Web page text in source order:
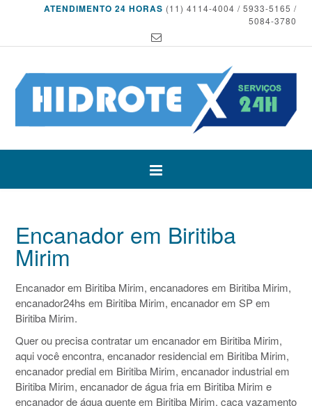
ATENDIMENTO 24 HORAS (11) 4114-4004 / 5933-5165 /
5084-3780
Encanador em Biritiba
Mirim
Encanador em Biritiba Mirim, encanadores em Biritiba Mirim,
encanador24hs em Biritiba Mirim, encanador em SP em
Biritiba Mirim.
Quer ou precisa contratar um encanador em Biritiba Mirim,
aqui você encontra, encanador residencial em Biritiba Mirim,
encanador predial em Biritiba Mirim, encanador industrial em
Biritiba Mirim, encanador de água fria em Biritiba Mirim e
encanador de água quente em Biritiba Mirim, caça vazamento